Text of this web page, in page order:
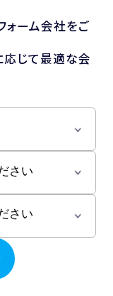
ォーム会社をご
応じて最適な会